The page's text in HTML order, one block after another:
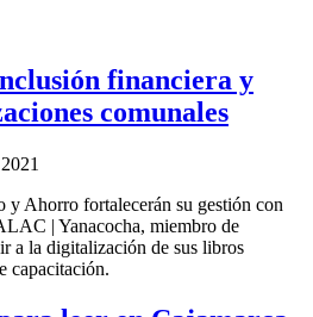
financiera y
comunales
y Ahorro fortalecerán su gestión con
| Yanacocha, miembro de
a la digitalización de sus libros
capacitación.